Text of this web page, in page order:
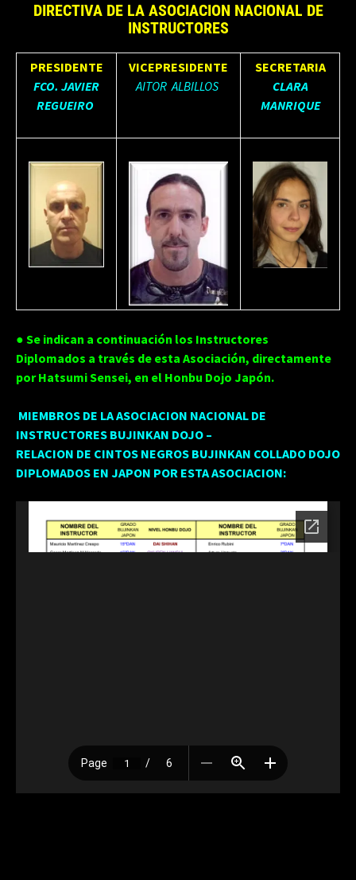
DIRECTIVA DE LA ASOCIACION NACIONAL DE
INSTRUCTORES
PRESIDENTE
FCO. JAVIER
REGUEIRO
VICEPRESIDENTE
AITOR ALBILLOS
SECRETARIA
CLARA
MANRIQUE
● Se indican a continuación los Instructores
Diplomados a través de esta Asociación, directamente
por Hatsumi Sensei, en el Honbu Dojo Japón.
MIEMBROS DE LA ASOCIACION NACIONAL DE
INSTRUCTORES BUJINKAN DOJO –
RELACION DE CINTOS NEGROS BUJINKAN COLLADO DOJO
DIPLOMADOS EN JAPON POR ESTA ASOCIACION: